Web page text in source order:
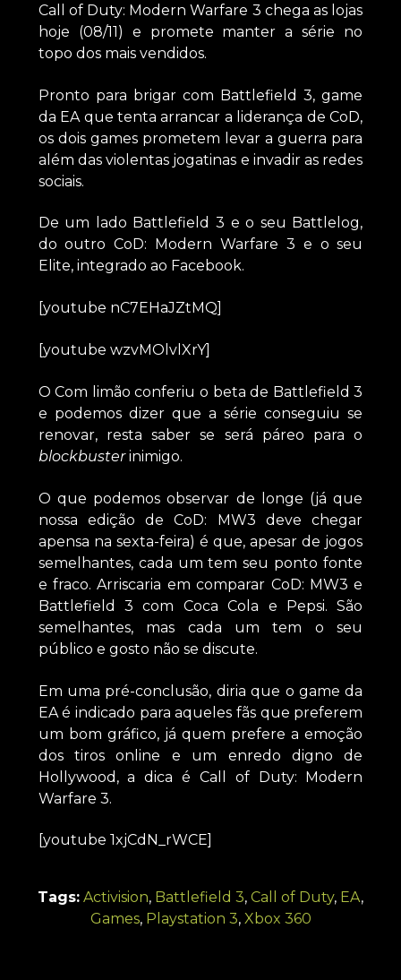
Call of Duty: Modern Warfare 3 chega as lojas
hoje (08/11) e promete manter a série no
topo dos mais vendidos.
Pronto para brigar com Battlefield 3, game
da EA que tenta arrancar a liderança de CoD,
os dois games prometem levar a guerra para
além das violentas jogatinas e invadir as redes
sociais.
De um lado Battlefield 3 e o seu Battlelog,
do outro CoD: Modern Warfare 3 e o seu
Elite, integrado ao Facebook.
[youtube nC7EHaJZtMQ]
[youtube wzvMOlvlXrY]
O Com limão conferiu o beta de Battlefield 3
e podemos dizer que a série conseguiu se
renovar, resta saber se será páreo para o
blockbusterinimigo.
O que podemos observar de longe (já que
nossa edição de CoD: MW3 deve chegar
apensa na sexta-feira) é que, apesar de jogos
semelhantes, cada um tem seu ponto fonte
e fraco. Arriscaria em comparar CoD: MW3 e
Battlefield 3 com Coca Cola e Pepsi. São
semelhantes, mas cada um tem o seu
público e gosto não se discute.
Em uma pré-conclusão, diria que o game da
EA é indicado para aqueles fãs que preferem
um bom gráfico, já quem prefere a emoção
dos tiros online e um enredo digno de
Hollywood, a dica é Call of Duty: Modern
Warfare 3.
[youtube 1xjCdN_rWCE]
Tags: Activision, Battlefield 3, Call of Duty, EA,
Games, Playstation 3, Xbox 360